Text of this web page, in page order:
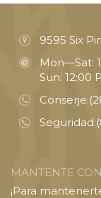
9595 Six
Mon—Sat:
Sun: 12:00
Conserje:
Seguridad:
MANTENTE
¡Para